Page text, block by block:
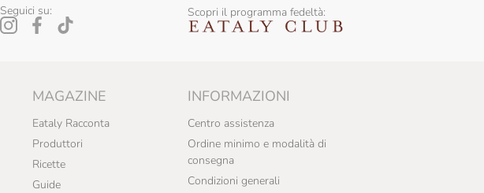
Seguici su: Scopri il programma fedeltà:
MAGAZINE
Eataly Racconta
Produttori
Ricette
Guide
INFORMAZIONI
Centro assistenza
Ordine minimo e modalità di
consegna
Condizioni generali